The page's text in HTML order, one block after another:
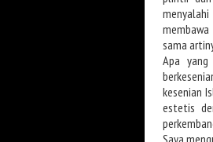
sama
Apa
kesenian
estetis